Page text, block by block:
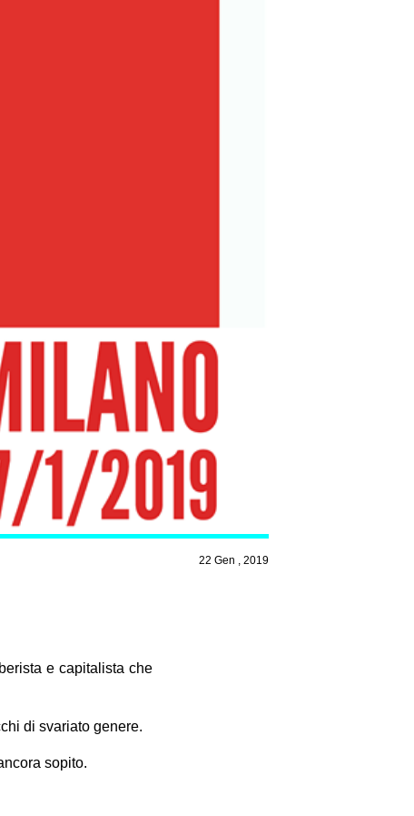
22 Gen , 2019
e capitalista che
di svariato genere.
sopito.